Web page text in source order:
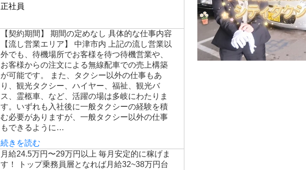
【契約期間】 期間の定めなし 具体的な仕事内容
【流し営業エリア】 中津市内 上記の流し営業以
外でも、待機場所でお客様を待つ待機営業や、
お客様からの注文による無線配車での売上構築
が可能です。 また、タクシー以外の仕事もあ
り、観光タクシー、ハイヤー、福祉、観光バ
ス、霊柩車、など、活躍の場は多岐にわたりま
す。いずれも入社後に一般タクシーの経験を積
む必要がありますが、一般タクシー以外の仕事
もできるように…